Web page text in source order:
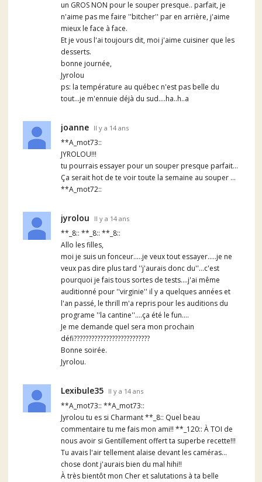
un GROS NON pour le souper presque.. parfait, je
n'aime pas me faire ''bitcher'' par en arrière, j'aime
mieux le face à face.
Et je vous l'ai toujours dit, moi j'aime cuisiner que les
desserts.
bonne journée,
Jyrolou
ps: la température au québec n'est pas belle du
tout...je m'ennuie déjà du sud....ha..h..a
joanne Il y a 14 ans
**A_mot73::
JYROLOU!!!
tu pourrais essayer pour un souper presque parfait...
Ça serait hot de te voir toute la semaine au souper ...
**A_mot72::
jyrolou Il y a 14 ans
**_8:: **_8:: **_8::
Allo les filles,
moi je suis un fonceur.....je veux tout essayer.....je ne
veux pas dire plus tard ''j'aurais donc du''...c'est
pourquoi je fais tous sortes de tests....j'ai même
auditionné pour ''virginie'' il y a quelques années et
l'an passé, le thrill m'a repris pour les auditions du
programe ''la cantine''....ça été le fun....
Je me demande quel sera mon prochain
défi??????????????????????????
Bonne soirée.
Jyrolou.
Lexibule35 Il y a 14 ans
**A_mot73:: **A_mot73::
Jyrolou tu es si Charmant **_8:: Quel beau
commentaire tu me fais mon ami!! **_120:: À TOI de
nous avoir si Gentillement offert ta superbe recette!!!
Tu avais l'air tellement alaise devant les caméras...
chose dont j'aurais bien du mal hihi!!
À très bientôt mon Cher et salutations à ta belle